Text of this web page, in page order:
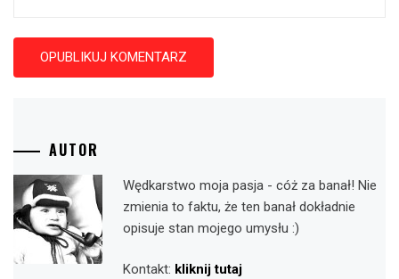
AUTOR
Wędkarstwo moja pasja - cóż za banał! Nie
zmienia to faktu, że ten banał dokładnie
opisuje stan mojego umysłu :)
Kontakt: kliknij tutaj